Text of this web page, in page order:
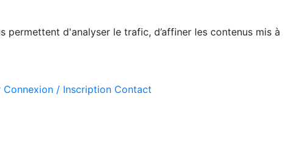
d'analyser le trafic, d’affiner les contenus mis à
Connexion / Inscription Contact